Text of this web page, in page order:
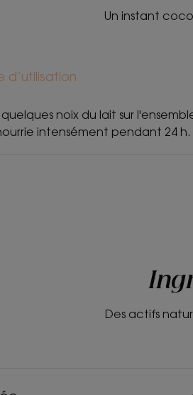
Un instant
d’utilisation
noix du lait sur
intensément pendant 24 h.
Des actifs